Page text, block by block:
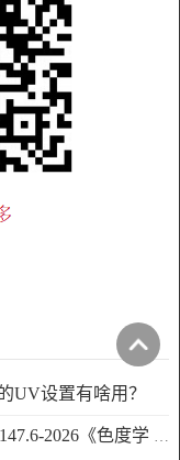
UV设置有啥用？
下一篇：彩谱科技参与起草 GB/T 20147.6-2026《色度学 第 6 部分：CIEDE2000 色差公式》 国标正式发布实施